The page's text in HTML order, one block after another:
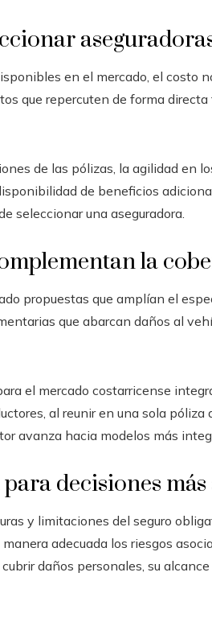
en el mercado, el costo
que repercuten de forma
de las pólizas, la agilidad en
de beneficios
seleccionar una aseguradora.
la
propuestas que amplían el
que abarcan daños al
el mercado costarricense
al reunir en una sola
avanza hacia modelos más
decisiones más
y limitaciones del seguro
adecuada los riesgos
daños personales, su